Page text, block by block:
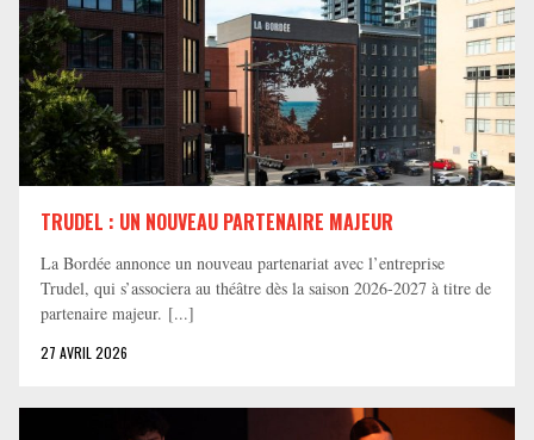
TRUDEL : UN NOUVEAU PARTENAIRE MAJEUR
La Bordée annonce un nouveau partenariat avec l’entreprise
Trudel, qui s’associera au théâtre dès la saison 2026-2027 à titre de
partenaire majeur. [...]
27 AVRIL 2026